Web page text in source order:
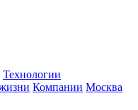
Технологии
Компании Москва